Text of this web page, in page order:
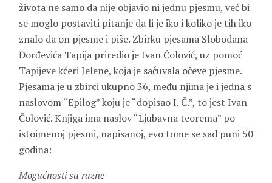
života ne samo da nije objavio ni jednu pjesmu, već bi
se moglo postaviti pitanje da li je iko i koliko je tih iko
znalo da on pjesme i piše. Zbirku pjesama Slobodana
Đorđevića Tapija priredio je Ivan Čolović, uz pomoć
Tapijeve kćeriJelene, koja je sačuvala očeve pjesme.
Pjesama je u zbirci ukupno 36, među njima je i jedna s
naslovom “Epilog” koju je “dopisao I. Č.”, to jest Ivan
Čolović. Knjiga ima naslov “Ljubavna teorema” po
istoimenoj pjesmi, napisanoj, evo tome se sad puni 50
godina:
Mogućnosti su razne